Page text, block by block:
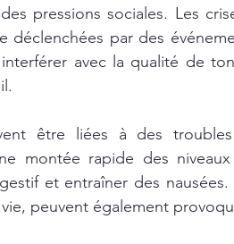
pressions sociales. Les
déclenchées par des
avec la qualité de
être liées à des
montée rapide des
et entraîner des
peuvent également